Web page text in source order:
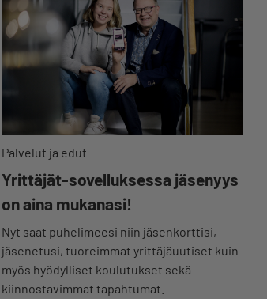
Palvelut ja edut
Yrittäjät-sovelluksessa jäsenyys
on aina mukanasi!
Nyt saat puhelimeesi niin jäsenkorttisi,
jäsenetusi, tuoreimmat yrittäjäuutiset kuin
myös hyödylliset koulutukset sekä
kiinnostavimmat tapahtumat.